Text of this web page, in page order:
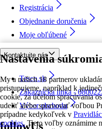
Nastavenia
My a našich 18 partnerov
pristupujeme, napríklad k
cookie, za účelom spracúvania
udeliť alebo spravovať voľbou
prípadne kedykoľvek v
cookies. Tieto voľby oznámime
Registrácia
Objednanie doručenia
Moje obľúbené
Kontaktujte nás
Tesco.sk
Zákaznícka linka -
Výber obchodu
followUs